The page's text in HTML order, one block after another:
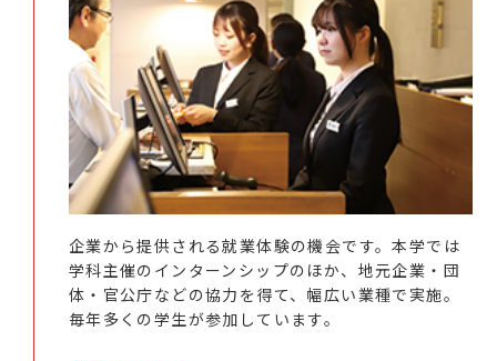
企業から提供される就業体験の機会です。本学では
学科主催のインターンシップのほか、地元企業・団
体・官公庁などの協力を得て、幅広い業種で実施。
毎年多くの学生が参加しています。